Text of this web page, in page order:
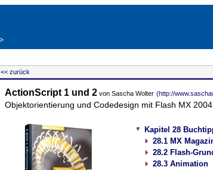
<< zurück
ActionScript 1 und 2 von Sascha Wolter (http://
Objektorientierung und Codedesign mit Flash MX 2004
Kapitel 28
28.1 MX
28.2 Flash-
28.3 Animation